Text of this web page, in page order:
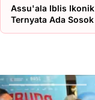
Assu'ala Iblis
Ternyata Ada